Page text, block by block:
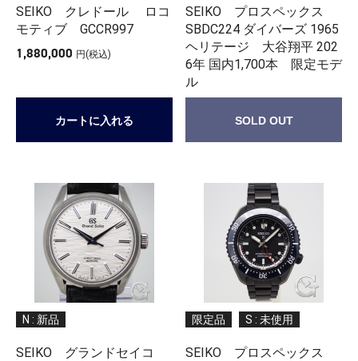
SEIKO クレドール ロコ
モティブ GCCR997
1,880,000 円(税込)
カートに入れる
SEIKO プロスペックス
SBDC224 ダイバーズ 1965
ヘリテージ 大谷翔平 202
6年 国内1,700本 限定モデ
ル
SOLD OUT
N : 新品
SEIKO グランドセイコ
限定品 S : 未使用
SEIKO プロスペックス